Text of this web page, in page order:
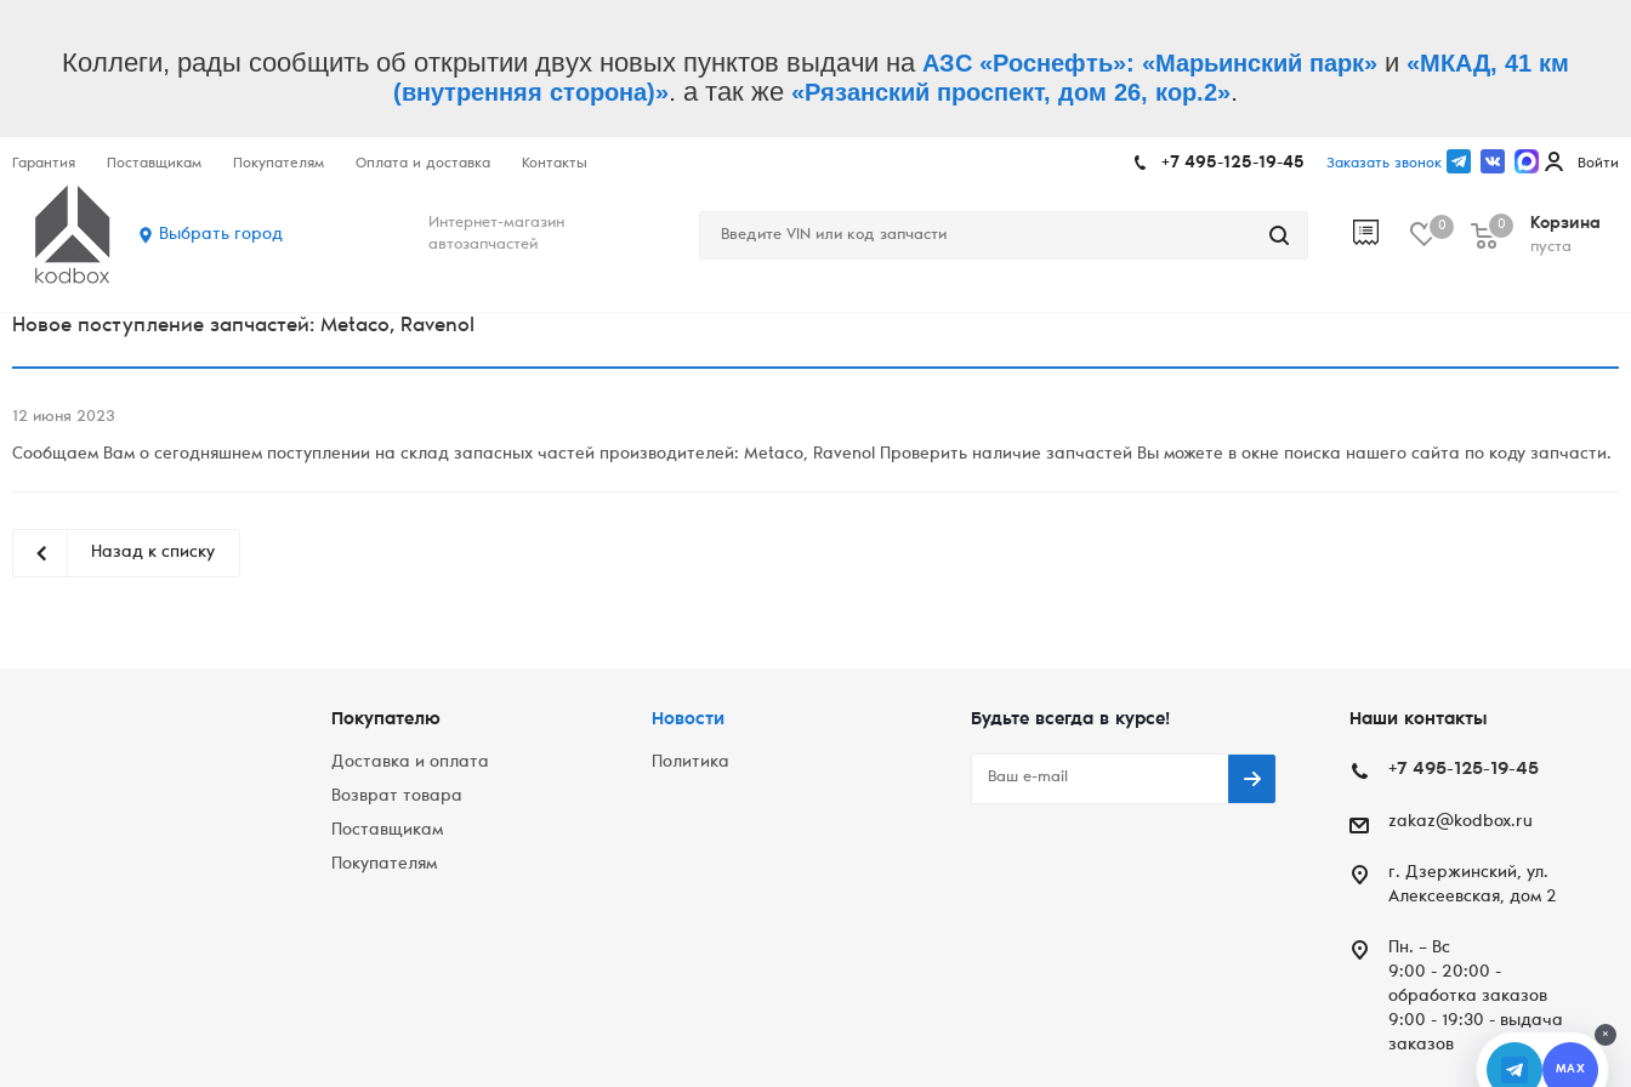
Коллеги, рады сообщить об открытии двух новых пунктов выдачи на АЗС «Роснефть»: «Марьинский парк» и «МКАД, 41 км
(внутренняя сторона)». а так же «Рязанский проспект, дом 26, кор.2».
Гарантия Поставщикам Покупателям Оплата и доставка Контакты +7 495-125-19-45 Заказать звонок Войти
Выбрать город
Интернет-магазин
автозапчастей
0
Корзина
пуста
0
Новое поступление запчастей: Metaco, Ravenol
12 июня 2023
Сообщаем Вам о сегодняшнем поступлении на склад запасных частей производителей: Metaco, Ravenol Проверить наличие запчастей Вы можете в окне поиска нашего сайта по коду запчасти.
Назад к списку
Покупателю
Доставка и оплата
Возврат товара
Поставщикам
Покупателям
Новости
Политика
Будьте всегда в курсе! Наши контакты
+7 495-125-19-45
zakaz@kodbox.ru
г. Дзержинский, ул.
Алексеевская, дом 2
Пн. – Вc
9:00 - 20:00 -
обработка заказов
9:00 - 19:30 - выдача
заказов
×
MAX